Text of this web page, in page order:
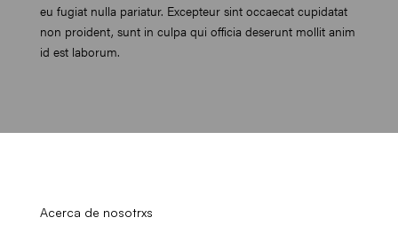
eu fugiat nulla pariatur. Excepteur sint occaecat cupidatat
non proident, sunt in culpa qui officia deserunt mollit anim
id est laborum.
Acerca de nosotrxs